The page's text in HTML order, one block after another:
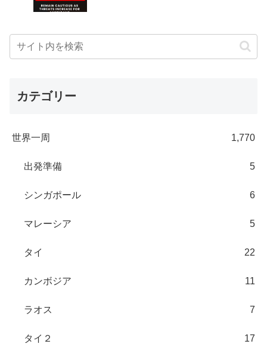
カテゴリー
世界一周 1,770
出発準備 5
シンガポール 6
マレーシア 5
タイ 22
カンボジア 11
ラオス 7
タイ２ 17